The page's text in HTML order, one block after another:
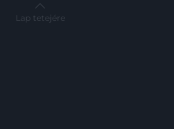
Lap tetejére